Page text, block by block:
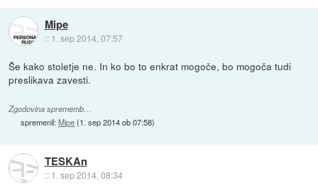
Mipe
:: 1. sep 2014, 07:57
Še kako stoletje ne. In ko bo to enkrat mogoče, bo mogoča tudi
preslikava zavesti.
Zgodovina sprememb…
spremenil:Mipe(1. sep 2014 ob 07:58)
TESKAn
:: 1. sep 2014, 08:34